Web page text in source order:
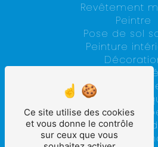
Pose de
Revêtement
Peintre
Peinture
Rénovation
Pose de sol
Pose de
Entreprise de
Revêtements
Pose de dalle
Ce site utilise des cookies
et vous donne le contrôle
sur ceux que vous